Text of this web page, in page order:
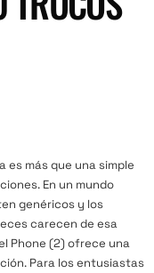
es más que una simple
En un mundo
genéricos y los
carecen de esa
Phone (2) ofrece una
Para los entusiastas